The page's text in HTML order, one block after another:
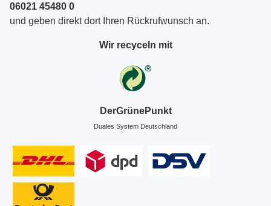
06021 45480 0
und geben direkt dort Ihren Rückrufwunsch an.
Wir recyceln mit
DerGrünePunkt
Duales System Deutschland